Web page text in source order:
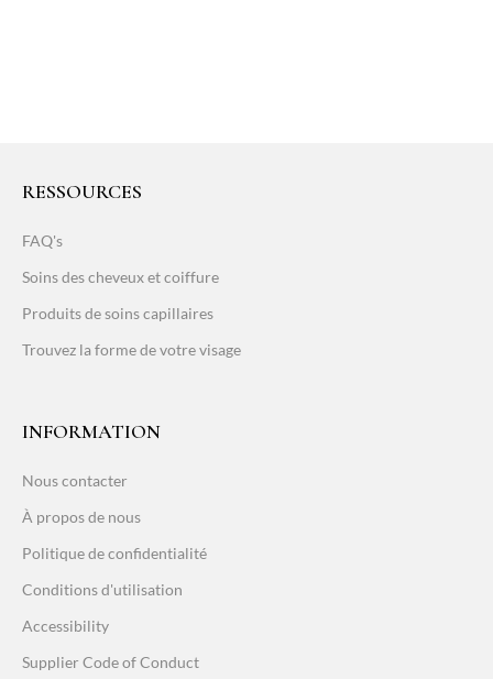
RESSOURCES
FAQ's
Soins des cheveux et coiffure
Produits de soins capillaires
Trouvez la forme de votre visage
INFORMATION
Nous contacter
À propos de nous
Politique de confidentialité
Conditions d'utilisation
Accessibility
Supplier Code of Conduct